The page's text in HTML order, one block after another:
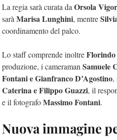
La regia sarà curata da Orsola
sarà Marisa Lunghini, mentre
coordinamento del palco.
Lo staff comprende inoltreFlorindo
produzione, i cameraman Samuele
Fontani e Gianfranco D’Agostino,
Caterina e Filippo Guazzi, il
e il fotografoMassimo Fontani.
Nuova immagine